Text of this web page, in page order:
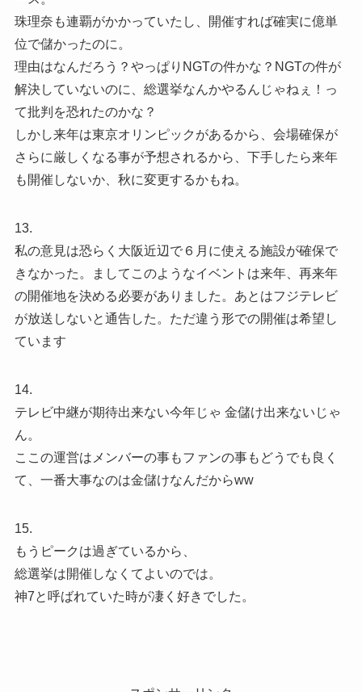
珠理奈も連覇がかかっていたし、開催すれば確実に億単
位で儲かったのに。
理由はなんだろう？やっぱりNGTの件かな？NGTの件が
解決していないのに、総選挙なんかやるんじゃねぇ！っ
て批判を恐れたのかな？
しかし来年は東京オリンピックがあるから、会場確保が
さらに厳しくなる事が予想されるから、下手したら来年
も開催しないか、秋に変更するかもね。
13.
私の意見は恐らく大阪近辺で６月に使える施設が確保で
きなかった。ましてこのようなイベントは来年、再来年
の開催地を決める必要がありました。あとはフジテレビ
が放送しないと通告した。ただ違う形での開催は希望し
ています
14.
テレビ中継が期待出来ない今年じゃ 金儲け出来ないじゃ
ん。
ここの運営はメンバーの事もファンの事もどうでも良く
て、一番大事なのは金儲けなんだからww
15.
もうピークは過ぎているから、
総選挙は開催しなくてよいのでは。
神7と呼ばれていた時が凄く好きでした。